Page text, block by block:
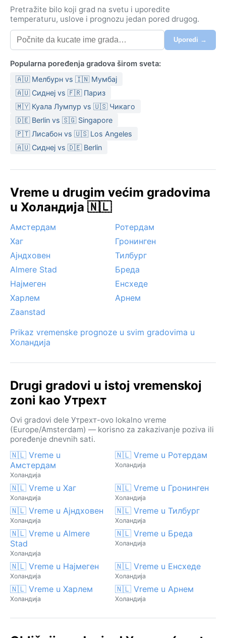
Pretražite bilo koji grad na svetu i uporedite
temperaturu, uslove i prognozu jedan pored drugog.
Uporedi →
Popularna poređenja gradova širom sveta:
🇦🇺 Мелбурн vs 🇮🇳 Мумбај
🇦🇺 Сиднеј vs 🇫🇷 Париз
🇲🇾 Куала Лумпур vs 🇺🇸 Чикаго
🇩🇪 Berlin vs 🇸🇬 Singapore
🇵🇹 Лисабон vs 🇺🇸 Los Angeles
🇦🇺 Сиднеј vs 🇩🇪 Berlin
Vreme u drugim većim gradovima
u Холандија 🇳🇱
Амстердам
Ротердам
Хаг
Гронинген
Ајндховен
Тилбург
Almere Stad
Бреда
Најмеген
Енсхеде
Харлем
Арнем
Zaanstad
Prikaz vremenske prognoze u svim gradovima u
Холандија
Drugi gradovi u istoj vremenskoj
zoni kao Утрехт
Ovi gradovi dele Утрехт-ovo lokalno vreme
(Europe/Amsterdam) — korisno za zakazivanje poziva ili
poređenje dnevnih sati.
🇳🇱 Vreme u
Амстердам
Холандија
🇳🇱 Vreme u Ротердам
Холандија
🇳🇱 Vreme u Хаг
Холандија
🇳🇱 Vreme u Гронинген
Холандија
🇳🇱 Vreme u Ајндховен
Холандија
🇳🇱 Vreme u Тилбург
Холандија
🇳🇱 Vreme u Almere
Stad
Холандија
🇳🇱 Vreme u Бреда
Холандија
🇳🇱 Vreme u Најмеген
Холандија
🇳🇱 Vreme u Енсхеде
Холандија
🇳🇱 Vreme u Харлем
Холандија
🇳🇱 Vreme u Арнем
Холандија